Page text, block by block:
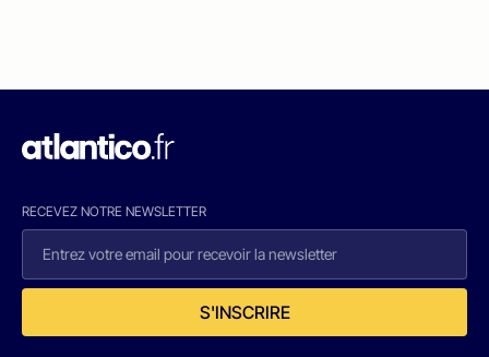
RECEVEZ NOTRE NEWSLETTER
S'INSCRIRE